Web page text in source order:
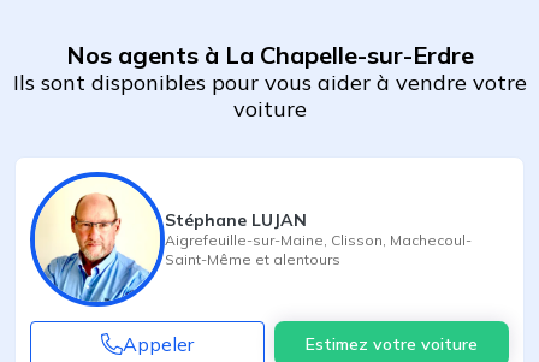
Nos agents à La Chapelle-sur-Erdre
Ils sont disponibles pour vous aider à vendre votre
voiture
Stéphane LUJAN
Aigrefeuille-sur-Maine Clisson Machecoul-
Saint-Même et alentours
Appeler Estimez votre voiture